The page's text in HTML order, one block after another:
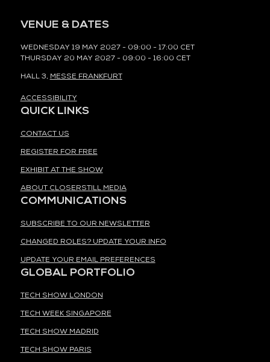
VENUE & DATES
WEDNESDAY 19 MAY 2027 - 09:00 - 17:00 CET
THURSDAY 20 MAY 2027 - 09:00 - 16:00 CET
HALL 3, MESSE FRANKFURT
ACCESSIBILITY
QUICK LINKS
CONTACT US
REGISTER FOR FREE
EXHIBIT AT THE SHOW
ABOUT CLOSERSTILL MEDIA
COMMUNICATIONS
SUBSCRIBE TO OUR NEWSLETTER
CHANGED ROLES? UPDATE YOUR INFO
UPDATE YOUR EMAIL PREFERENCES
GLOBAL PORTFOLIO
TECH SHOW LONDON
TECH WEEK SINGAPORE
TECH SHOW MADRID
TECH SHOW PARIS